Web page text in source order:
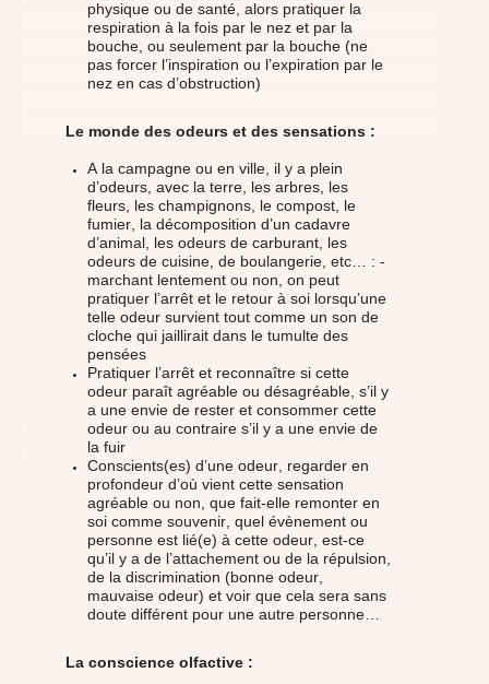
physique ou de santé, alors pratiquer la
respiration à la fois par le nez et par la
bouche, ou seulement par la bouche (ne
pas forcer l’inspiration ou l’expiration par le
nez en cas d’obstruction)
Le monde des odeurs et des sensations :
A la campagne ou en ville, il y a plein
d’odeurs, avec la terre, les arbres, les
fleurs, les champignons, le compost, le
fumier, la décomposition d’un cadavre
d’animal, les odeurs de carburant, les
odeurs de cuisine, de boulangerie, etc… : -
marchant lentement ou non, on peut
pratiquer l’arrêt et le retour à soi lorsqu’une
telle odeur survient tout comme un son de
cloche qui jaillirait dans le tumulte des
pensées
Pratiquer l’arrêt et reconnaître si cette
odeur paraît agréable ou désagréable, s’il y
a une envie de rester et consommer cette
odeur ou au contraire s’il y a une envie de
la fuir
Conscients(es) d’une odeur, regarder en
profondeur d’où vient cette sensation
agréable ou non, que fait-elle remonter en
soi comme souvenir, quel évènement ou
personne est lié(e) à cette odeur, est-ce
qu’il y a de l’attachement ou de la répulsion,
de la discrimination (bonne odeur,
mauvaise odeur) et voir que cela sera sans
doute différent pour une autre personne…
La conscience olfactive :